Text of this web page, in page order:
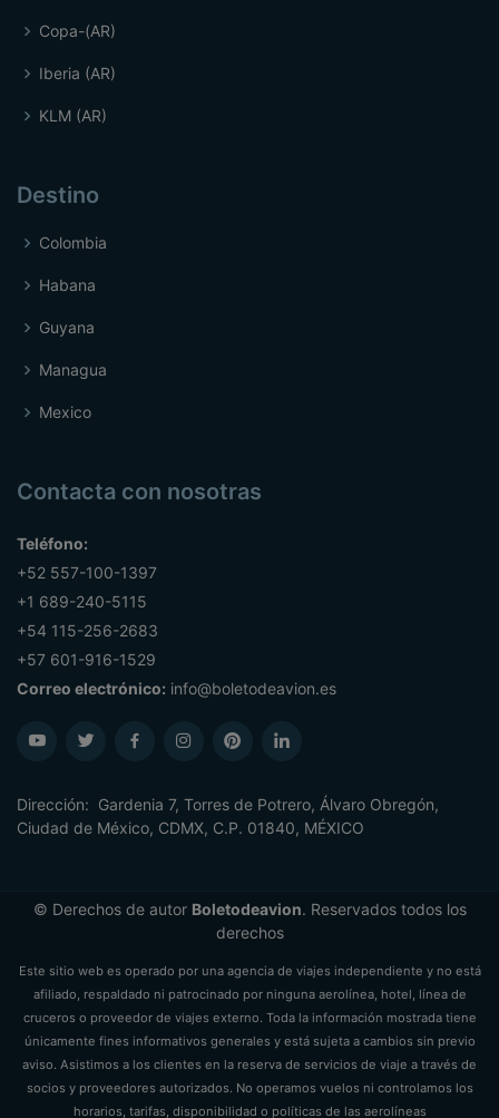
Copa-(AR)
Iberia (AR)
KLM (AR)
Destino
Colombia
Habana
Guyana
Managua
Mexico
Contacta con nosotras
Teléfono:
+52 557-100-1397
+1 689-240-5115
+54 115-256-2683
+57 601-916-1529
Correo electrónico: info@boletodeavion.es
Dirección: Gardenia 7, Torres de Potrero, Álvaro Obregón,
Ciudad de México, CDMX, C.P. 01840, MÉXICO
© Derechos de autor Boletodeavion. Reservados todos los
derechos
Este sitio web es operado por una agencia de viajes independiente y no está
afiliado, respaldado ni patrocinado por ninguna aerolínea, hotel, línea de
cruceros o proveedor de viajes externo. Toda la información mostrada tiene
únicamente fines informativos generales y está sujeta a cambios sin previo
aviso. Asistimos a los clientes en la reserva de servicios de viaje a través de
socios y proveedores autorizados. No operamos vuelos ni controlamos los
horarios, tarifas, disponibilidad o políticas de las aerolíneas